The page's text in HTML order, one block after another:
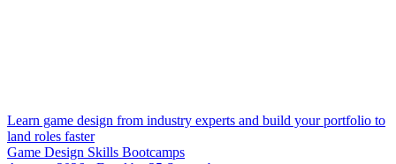
Learn game design from industry experts and build your portfolio to
land roles faster
Game Design Skills Bootcamps